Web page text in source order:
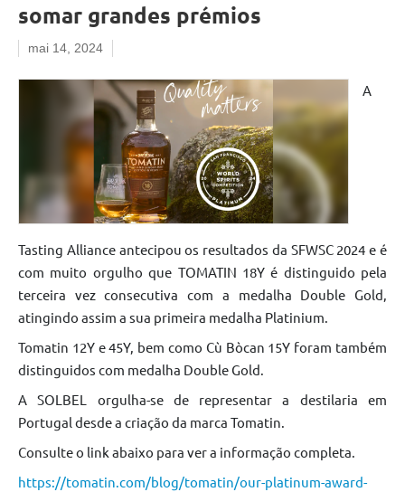
somar grandes prémios
mai 14, 2024
A
Tasting Alliance antecipou os resultados da SFWSC 2024 e é
com muito orgulho que TOMATIN 18Y é distinguido pela
terceira vez consecutiva com a medalha Double Gold,
atingindo assim a sua primeira medalha Platinium.
Tomatin 12Y e 45Y, bem como Cù Bòcan 15Y foram também
distinguidos com medalha Double Gold.
A SOLBEL orgulha-se de representar a destilaria em
Portugal desde a criação da marca Tomatin.
Consulte o link abaixo para ver a informação completa.
https://tomatin.com/blog/tomatin/our-platinum-award-